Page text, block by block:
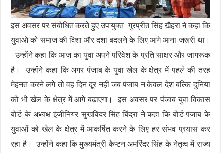
इस अवसर पर संबोधित करते हुए उपायुक्त गुरप्रीत सिंह खैहरा ने कहा कि
युवाओं को समाज की दिशा और दशा बदलने के लिए आगे आना जरूरी था।
उन्होंने कहा कि आज का युवा अपने परिवेश के प्रति साक्षर और जागरूक
है। उन्होंने कहा कि अगर पंजाब के युवा खेल के क्षेत्र में पहले की तरह
मेहनत करने लगे तो वह दिन दूर नहीं जब पंजाब न केवल देश बल्कि दुनिया
को भी खेल के क्षेत्र में आगे बढ़ाएगा। इस अवसर पर पंजाब युवा विकास
बोर्ड के अध्यक्ष इंजीनियर सुखविंदर सिंह बिंद्रा ने कहा कि बोर्ड पंजाब के
युवाओं को खेल के क्षेत्र में आकर्षित करने के लिए हर संभव प्रयास कर
रहा है। उन्होंने कहा कि मुख्यमंत्री कैप्टन अमरिंदर सिंह के नेतृत्व में राज्य